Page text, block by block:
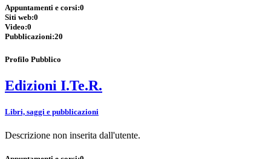
Appuntamenti e corsi:0
Siti web:0
Video:0
Pubblicazioni:20
Profilo Pubblico
Edizioni I.Te.R.
Libri, saggi e pubblicazioni
Descrizione non inserita dall'utente.